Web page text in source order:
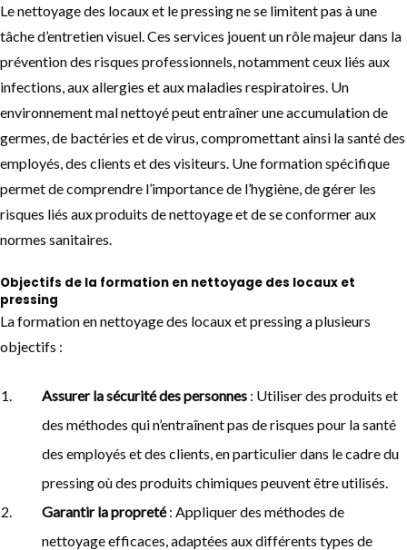
Le nettoyage des locaux et le pressing ne se limitent pas à une
tâche d’entretien visuel. Ces services jouent un rôle majeur dans la
prévention des risques professionnels, notamment ceux liés aux
infections, aux allergies et aux maladies respiratoires. Un
environnement mal nettoyé peut entraîner une accumulation de
germes, de bactéries et de virus, compromettant ainsi la santé des
employés, des clients et des visiteurs. Une formation spécifique
permet de comprendre l’importance de l’hygiène, de gérer les
risques liés aux produits de nettoyage et de se conformer aux
normes sanitaires.
Objectifs de la formation en nettoyage des locaux et
pressing
La formation en nettoyage des locaux et pressing a plusieurs
objectifs :
Assurer la sécurité des personnes : Utiliser des produits et
des méthodes qui n’entraînent pas de risques pour la santé
des employés et des clients, en particulier dans le cadre du
pressing où des produits chimiques peuvent être utilisés.
Garantir la propreté: Appliquer des méthodes de
nettoyage efficaces, adaptées aux différents types de